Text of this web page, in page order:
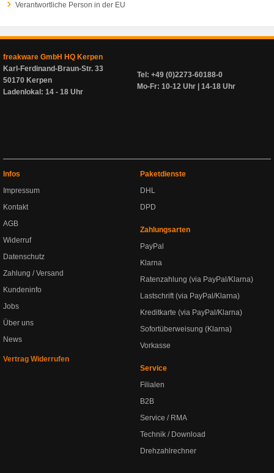
Verantwortliche Person in der EU
freakware GmbH HQ Kerpen
Karl-Ferdinand-Braun-Str. 33
50170 Kerpen
Ladenlokal: 14 - 18 Uhr
Tel: +49 (0)2273-60188-0
Mo-Fr: 10-12 Uhr | 14-18 Uhr
Infos
Impressum
Kontakt
AGB
Widerruf
Datenschutz
Zahlung / Versand
Kundeninfo
Jobs
Über uns
News
Vertrag Widerrufen
Paketdienste
DHL
DPD
Zahlungsarten
PayPal
Klarna
Ratenzahlung (via PayPal/Klarna)
Lastschrift (via PayPal/Klarna)
Kreditkarte (via PayPal/Klarna)
Sofortüberweisung (Klarna)
Vorkasse
Service
Filialen
B2B
Service / RMA
Technik / Download
Drehzahlrechner